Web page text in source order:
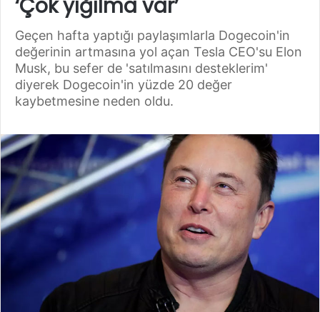
‘Çok yığılma var’
Geçen hafta yaptığı paylaşımlarla Dogecoin'in
değerinin artmasına yol açan Tesla CEO'su Elon
Musk, bu sefer de 'satılmasını desteklerim'
diyerek Dogecoin'in yüzde 20 değer
kaybetmesine neden oldu.